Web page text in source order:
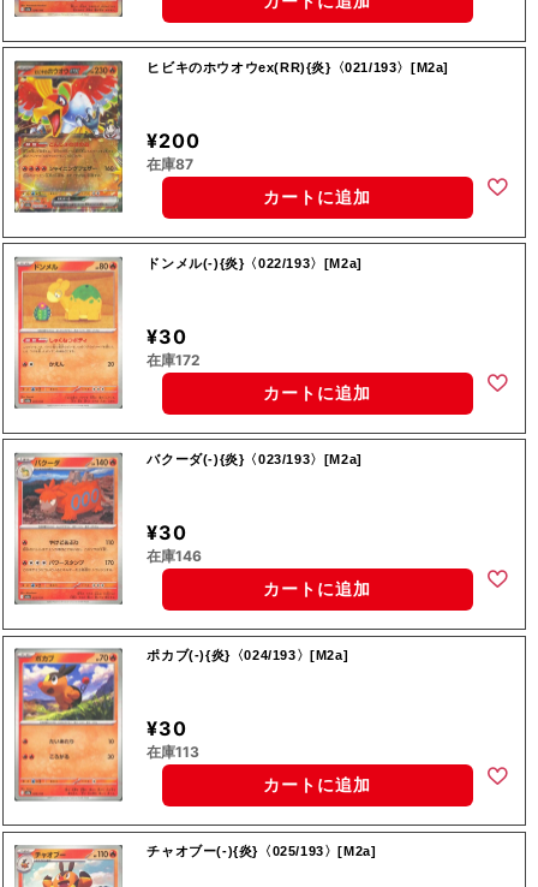
ヒビキのホウオウex(RR){炎}〈021/193〉[M2a]
¥200
在庫87
カートに追加
ドンメル(-){炎}〈022/193〉[M2a]
¥30
在庫172
カートに追加
バクーダ(-){炎}〈023/193〉[M2a]
¥30
在庫146
カートに追加
ポカブ(-){炎}〈024/193〉[M2a]
¥30
在庫113
カートに追加
チャオブー(-){炎}〈025/193〉[M2a]